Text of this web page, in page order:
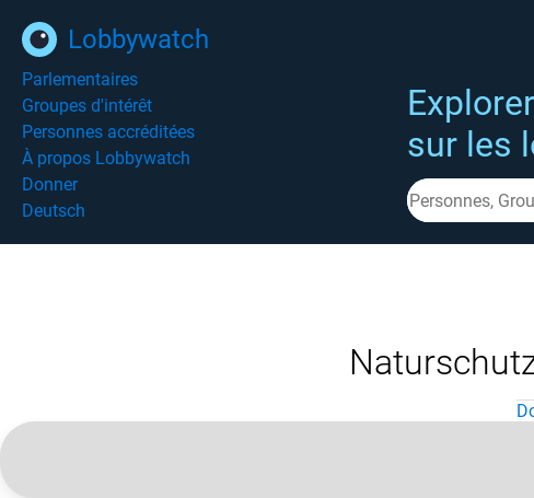
Lobbywatch
Parlementaires
Groupes d'intérêt
Personnes accréditées
À propos Lobbywatch
Donner
Deutsch
sur les